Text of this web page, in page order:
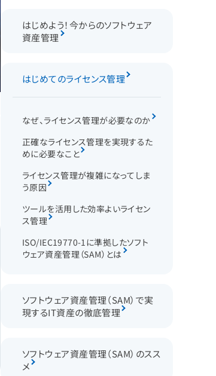
はじめよう！今からのソフトウェア
資産管理
はじめてのライセンス管理
なぜ、ライセンス管理が必要なのか
正確なライセンス管理を実現するた
めに必要なこと
ライセンス管理が複雑になってしま
う原因
ツールを活用した効率よいライセン
ス管理
ISO/IEC19770-1に準拠したソフト
ウェア資産管理（SAM）とは
ソフトウェア資産管理（SAM）で実
現するIT資産の徹底管理
ソフトウェア資産管理（SAM）のスス
メ